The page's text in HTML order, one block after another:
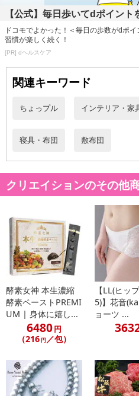
【公式】毎日歩いてdポイント
ドコモでよかった！＜毎日の歩数がdポ
習慣が楽しく続く！
[PR] dヘルスケア
関連キーワード
ちょっプル インテリア・家
寝具・布団 敷布団
クリエイションのその他
酵素女神 本生濃縮
酵素ペーストPREMI
UM | 身体に嬉し...
6480円
（216 円／包）
【LL(ヒッ
5)】花音
ョーツ ...